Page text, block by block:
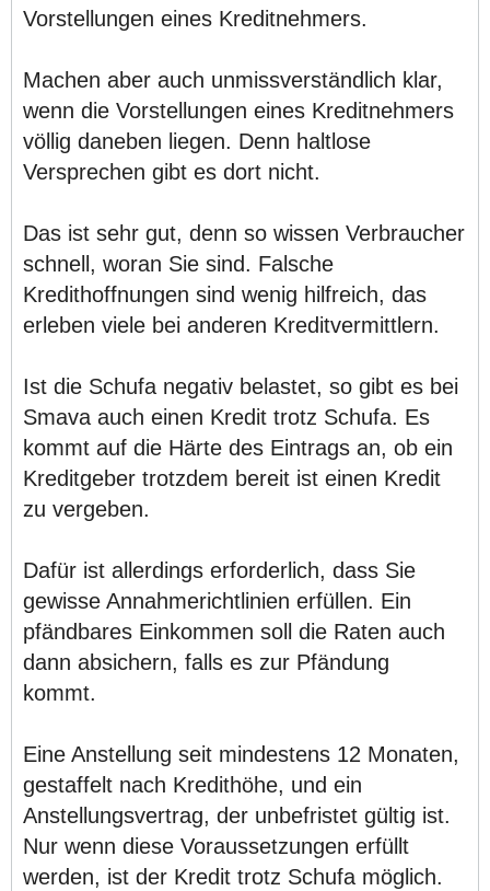
Vorstellungen eines Kreditnehmers.
Machen aber auch unmissverständlich klar,
wenn die Vorstellungen eines Kreditnehmers
völlig daneben liegen. Denn haltlose
Versprechen gibt es dort nicht.
Das ist sehr gut, denn so wissen Verbraucher
schnell, woran Sie sind. Falsche
Kredithoffnungen sind wenig hilfreich, das
erleben viele bei anderen Kreditvermittlern.
Ist die Schufa negativ belastet, so gibt es bei
Smava auch einen Kredit trotz Schufa. Es
kommt auf die Härte des Eintrags an, ob ein
Kreditgeber trotzdem bereit ist einen Kredit
zu vergeben.
Dafür ist allerdings erforderlich, dass Sie
gewisse Annahmerichtlinien erfüllen. Ein
pfändbares Einkommen soll die Raten auch
dann absichern, falls es zur Pfändung
kommt.
Eine Anstellung seit mindestens 12 Monaten,
gestaffelt nach Kredithöhe, und ein
Anstellungsvertrag, der unbefristet gültig ist.
Nur wenn diese Voraussetzungen erfüllt
werden, ist der Kredit trotz Schufa möglich.